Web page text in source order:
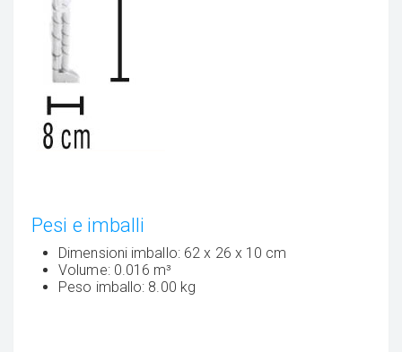
Pesi e imballi
Dimensioni imballo: 62 x 26 x 10 cm
Volume: 0.016 m³
Peso imballo: 8.00 kg